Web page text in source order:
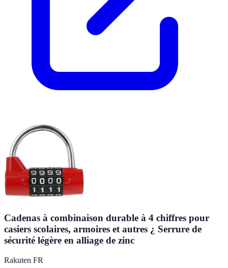
Cadenas à combinaison durable à 4 chiffres pour
casiers scolaires, armoires et autres ¿ Serrure de
sécurité légère en alliage de zinc
Rakuten FR